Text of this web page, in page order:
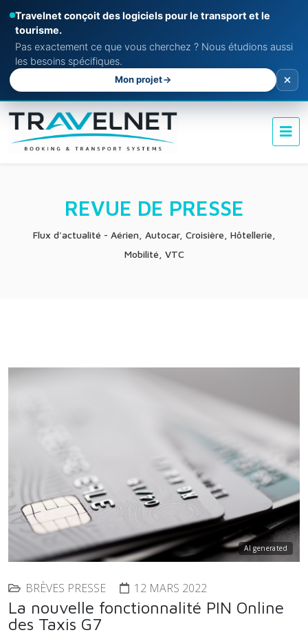
Travelnet conçoit des logiciels pour le transport et le
tourisme.
Pas exactement ce que vous cherchez ? Nous étudions aussi
les besoins spécifiques.
Mon projet
REVUE DE PRESSE
Flux d'actualité - Aérien, Autocar, Croisière, Hôtellerie,
Mobilité, VTC
AI generated
BRÈVES PRESSE 12 MARS 2022
La nouvelle fonctionnalité PIN Online
des Taxis G7